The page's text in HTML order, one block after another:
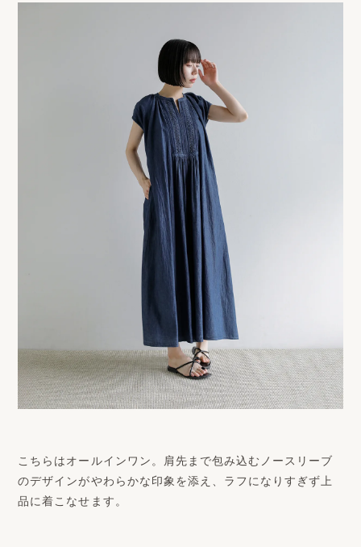
こちらはオールインワン。肩先まで包み込むノースリーブ
のデザインがやわらかな印象を添え、ラフになりすぎず上
品に着こなせます。